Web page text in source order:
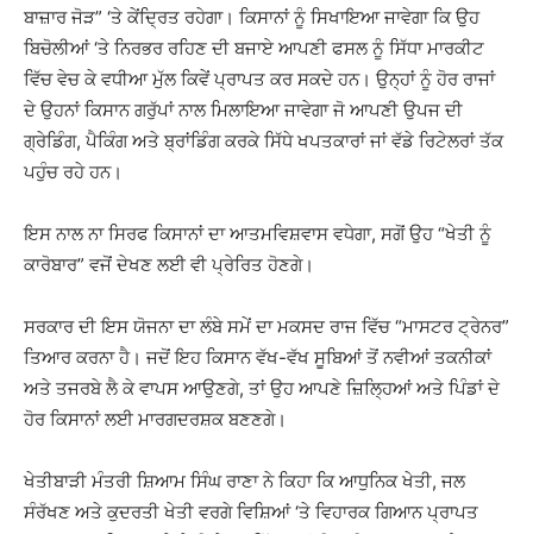
ਬਾਜ਼ਾਰ ਜੋੜ” ‘ਤੇ ਕੇਂਦ੍ਰਿਤ ਰਹੇਗਾ। ਕਿਸਾਨਾਂ ਨੂੰ ਸਿਖਾਇਆ ਜਾਵੇਗਾ ਕਿ ਉਹ
ਬਿਚੋਲੀਆਂ ‘ਤੇ ਨਿਰਭਰ ਰਹਿਣ ਦੀ ਬਜਾਏ ਆਪਣੀ ਫਸਲ ਨੂੰ ਸਿੱਧਾ ਮਾਰਕੀਟ
ਵਿੱਚ ਵੇਚ ਕੇ ਵਧੀਆ ਮੁੱਲ ਕਿਵੇਂ ਪ੍ਰਾਪਤ ਕਰ ਸਕਦੇ ਹਨ। ਉਨ੍ਹਾਂ ਨੂੰ ਹੋਰ ਰਾਜਾਂ
ਦੇ ਉਹਨਾਂ ਕਿਸਾਨ ਗਰੁੱਪਾਂ ਨਾਲ ਮਿਲਾਇਆ ਜਾਵੇਗਾ ਜੋ ਆਪਣੀ ਉਪਜ ਦੀ
ਗ੍ਰੇਡਿੰਗ, ਪੈਕਿੰਗ ਅਤੇ ਬ੍ਰਾਂਡਿੰਗ ਕਰਕੇ ਸਿੱਧੇ ਖਪਤਕਾਰਾਂ ਜਾਂ ਵੱਡੇ ਰਿਟੇਲਰਾਂ ਤੱਕ
ਪਹੁੰਚ ਰਹੇ ਹਨ।
ਇਸ ਨਾਲ ਨਾ ਸਿਰਫ ਕਿਸਾਨਾਂ ਦਾ ਆਤਮਵਿਸ਼ਵਾਸ ਵਧੇਗਾ, ਸਗੋਂ ਉਹ “ਖੇਤੀ ਨੂੰ
ਕਾਰੋਬਾਰ” ਵਜੋਂ ਦੇਖਣ ਲਈ ਵੀ ਪ੍ਰੇਰਿਤ ਹੋਣਗੇ।
ਸਰਕਾਰ ਦੀ ਇਸ ਯੋਜਨਾ ਦਾ ਲੰਬੇ ਸਮੇਂ ਦਾ ਮਕਸਦ ਰਾਜ ਵਿੱਚ “ਮਾਸਟਰ ਟ੍ਰੇਨਰ”
ਤਿਆਰ ਕਰਨਾ ਹੈ। ਜਦੋਂ ਇਹ ਕਿਸਾਨ ਵੱਖ-ਵੱਖ ਸੂਬਿਆਂ ਤੋਂ ਨਵੀਆਂ ਤਕਨੀਕਾਂ
ਅਤੇ ਤਜਰਬੇ ਲੈ ਕੇ ਵਾਪਸ ਆਉਣਗੇ, ਤਾਂ ਉਹ ਆਪਣੇ ਜ਼ਿਲ੍ਹਿਆਂ ਅਤੇ ਪਿੰਡਾਂ ਦੇ
ਹੋਰ ਕਿਸਾਨਾਂ ਲਈ ਮਾਰਗਦਰਸ਼ਕ ਬਣਣਗੇ।
ਖੇਤੀਬਾੜੀ ਮੰਤਰੀ ਸ਼ਿਆਮ ਸਿੰਘ ਰਾਣਾ ਨੇ ਕਿਹਾ ਕਿ ਆਧੁਨਿਕ ਖੇਤੀ, ਜਲ
ਸੰਰੱਖਣ ਅਤੇ ਕੁਦਰਤੀ ਖੇਤੀ ਵਰਗੇ ਵਿਸ਼ਿਆਂ ‘ਤੇ ਵਿਹਾਰਕ ਗਿਆਨ ਪ੍ਰਾਪਤ